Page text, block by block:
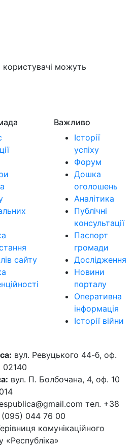
користувачі можуть
сайту
Важливо
Історії
успіху
Форум
Дошка
оголошень
Аналітика
Публічні
консультації
Паспорт
громади
Дослідження
Новини
порталу
Оперативна
інформація
Історії війни
вул. Ревуцького 44-б, оф.
02140
вул. П. Болбочана, 4, оф. 10
тел. +38
044 76 00
комунікаційного
«Республіка»